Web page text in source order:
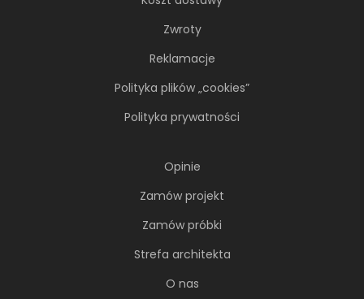
Soft minimalizm z duszą. 65-
metrowe mieszkanie projektu AVO
Minimalizm wcale nie musi opierać się na
chłodnej, zachowawczej estetyce. Nawet
Zwroty
Reklamacje
Polityka plików „cookies”
Polityka prywatności
Opinie
Zamów projekt
Zamów próbki
Strefa architekta
O nas